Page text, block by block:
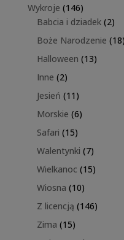
Wykroje 146146
produktów
Babcia i dziadek 22
Boże Narodzenie 18
Halloween 1313
Inne 22
produkty
Jesień 11 11
produktów
Morskie 66
Safari 1515
produktów
Walentynki 77
Wielkanoc 1515
Wiosna 1010
produktów
Z licencją 146146
Zima 1515
produktów